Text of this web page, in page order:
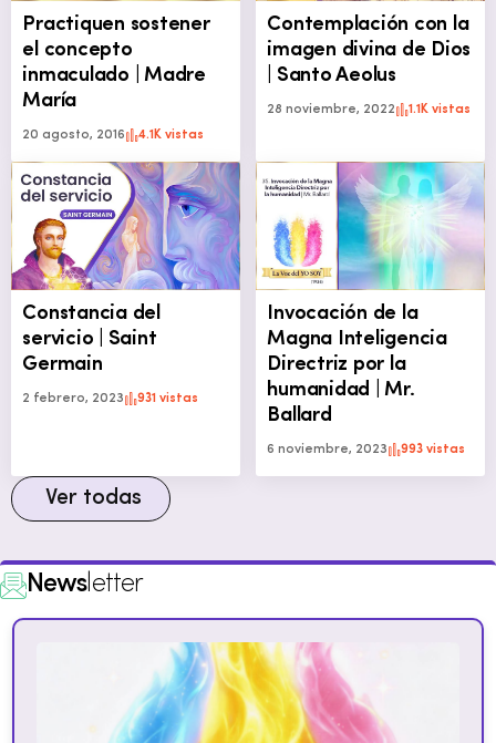
Practiquen sostener
el concepto
inmaculado | Madre
María
20 agosto, 2016 4.1K vistas
Contemplación con la
imagen divina de Dios
| Santo Aeolus
28 noviembre, 2022 1.1K vistas
Constancia del
servicio | Saint
Germain
2 febrero, 2023 931 vistas
Invocación de la
Magna Inteligencia
Directriz por la
humanidad | Mr.
Ballard
6 noviembre, 2023 993 vistas
Ver todas
Newsletter